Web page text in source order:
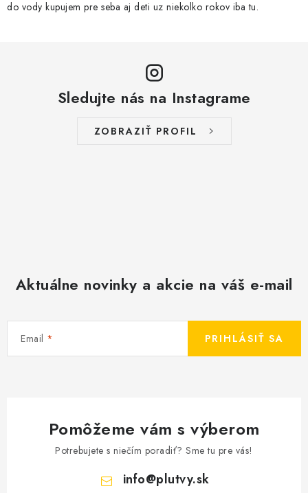
do vody kupujem pre seba aj deti uz niekolko rokov iba tu.
Sledujte nás na Instagrame
ZOBRAZIŤ PROFIL
Aktuálne novinky a akcie na váš e-mail
Email PRIHLÁSIŤ SA
Pomôžeme vám s výberom
Potrebujete s niečím poradiť? Sme tu pre vás!
info@plutvy.sk